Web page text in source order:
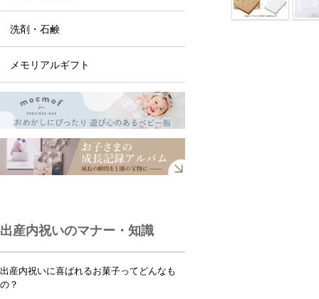
洗剤・石鹸
メモリアルギフト
出産内祝いのマナー・知識
出産内祝いに喜ばれるお菓子ってどんなも
の？